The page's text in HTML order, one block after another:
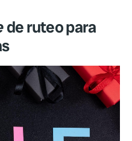
de ruteo para